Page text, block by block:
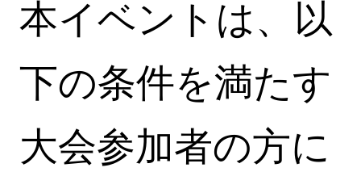
本イベントは、以
下の条件を満たす
大会参加者の方に